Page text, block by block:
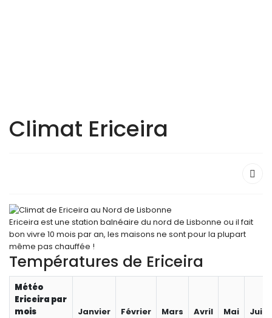
Climat Ericeira
Ericeira est une station balnéaire du nord de Lisbonne ou il fait
bon vivre 10 mois par an, les maisons ne sont pour la plupart
même pas chauffée !
Températures de Ericeira
Météo
Ericeira par
mois
Janvier Février Mars Avril Mai
Juin